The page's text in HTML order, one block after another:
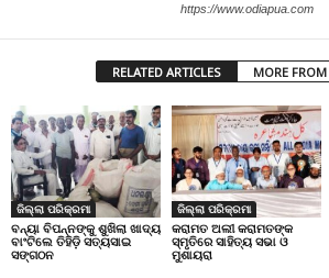
https://www.odiapua.com
RELATED ARTICLES MORE
ଜିଲ୍ଲା ପରିକ୍ରମା
ବନ୍ୟା ବିପନ୍ନଙ୍କୁ ଶୁଖିଲା ଖାଦ୍ୟ
ବାଂଟିଲେ ତିହିଡି଼ ସତ୍ୟସାଇ
ସଙ୍ଗଠନ
ଜିଲ୍ଲା ପରିକ୍ରମା
କରାମତ ଅଲୀ କରାମତଙ୍କ
ସ୍ମୃତିରେ ସାହିତ୍ୟ ସଭା ଓ
ମୁଶାୟରା